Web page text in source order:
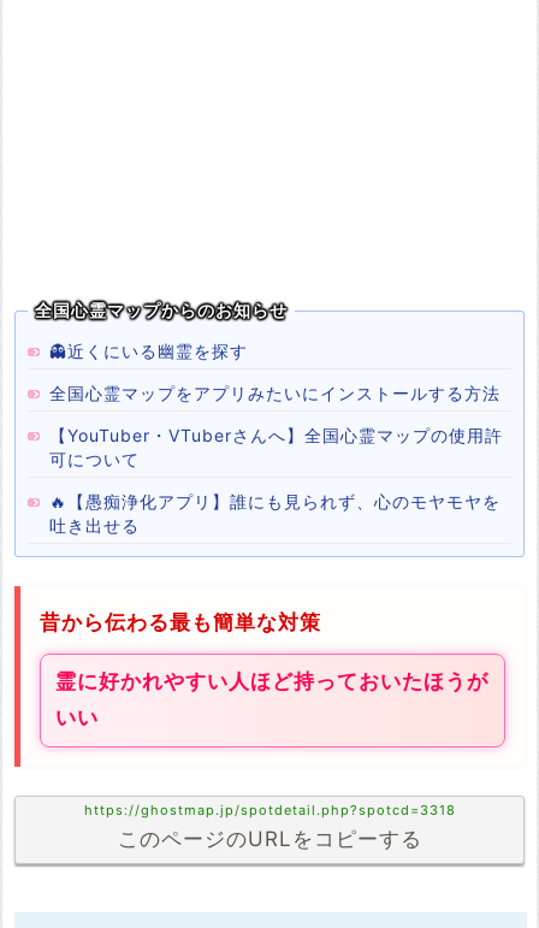
全国心霊マップからのお知らせ
👻近くにいる幽霊を探す
全国心霊マップをアプリみたいにインストールする方法
【YouTuber・VTuberさんへ】全国心霊マップの使用許
可について
🔥【愚痴浄化アプリ】誰にも見られず、心のモヤモヤを
吐き出せる
昔から伝わる最も簡単な対策
霊に好かれやすい人ほど持っておいたほうが
いい
https://ghostmap.jp/spotdetail.php?spotcd=3318
このページのURLをコピーする